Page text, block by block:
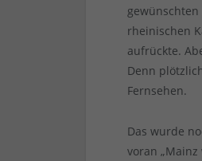
rheinischen
aufrückte.
Denn
Fernsehen.
Das wurde
voran